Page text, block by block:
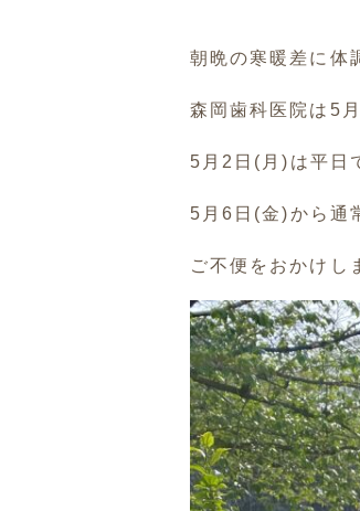
朝晩の寒暖差に体
森岡歯科医院は5
5月2日(月)は平日
5月6日(金)から通
ご不便をおかけし